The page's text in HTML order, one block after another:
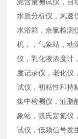
水质分析仪，风速
水浴箱，余氯检测
机，，气象站，动
仪，乳化液浓度计
度记录仪，老化仪
试仪，初粘性和持
集中检测仪，油脂
象站，凯氏定氮仪
试仪，低频信号发